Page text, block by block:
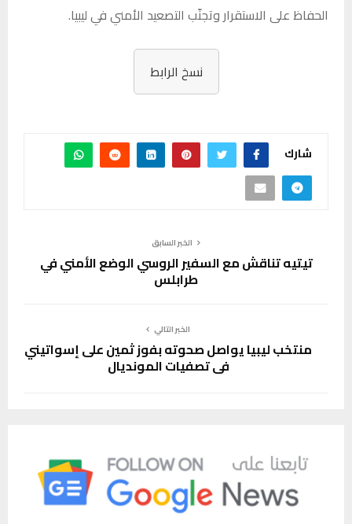
الحفاظ على الاستقرار وتجنّب التصعيد الأمني في ليبيا.
نسخ الرابط
شارك
الخبر السابق
تيتيه تناقش مع السفير الروسي الوضع الأمني في
طرابلس
الخبر التالي
منتخب ليبيا يواصل صحوته بفوز ثمين على إسواتيني
في تصفيات المونديال